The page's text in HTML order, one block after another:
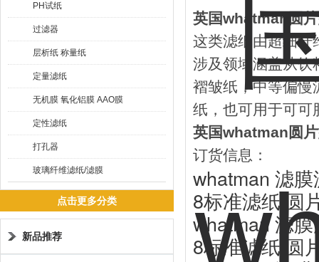
PH试纸
过滤器
层析纸 称量纸
定量滤纸
无机膜 氧化铝膜 AAO膜
定性滤纸
打孔器
玻璃纤维滤纸/滤膜
点击更多分类
新品推荐
英国whatman圆
这类滤纸由超细纤
涉及领域涵盖从饮
褶皱纸，中等偏慢
纸，也可用于可可
英国whatman圆
订货信息：
whatman 滤
8标准滤纸,圆
whatman 滤
8标准滤纸,圆